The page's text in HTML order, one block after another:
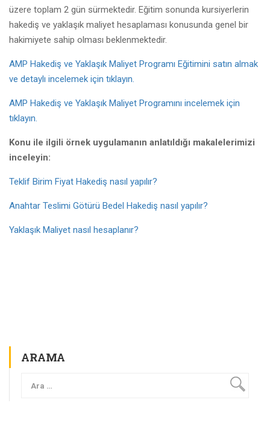
üzere toplam 2 gün sürmektedir. Eğitim sonunda kursiyerlerin
hakediş ve yaklaşık maliyet hesaplaması konusunda genel bir
hakimiyete sahip olması beklenmektedir.
AMP Hakediş ve Yaklaşık Maliyet Programı Eğitimini satın almak
ve detaylı incelemek için tıklayın.
AMP Hakediş ve Yaklaşık Maliyet Programını incelemek için
tıklayın.
Konu ile ilgili örnek uygulamanın anlatıldığı makalelerimizi
inceleyin:
Teklif Birim Fiyat Hakediş nasıl yapılır?
Anahtar Teslimi Götürü Bedel Hakediş nasıl yapılır?
Yaklaşık Maliyet nasıl hesaplanır?
ARAMA